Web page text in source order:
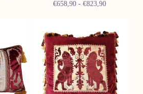
Prezzo
€658,90 - Prezzo
€823,90